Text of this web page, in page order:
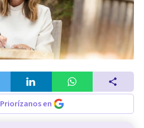
Priorízanos en